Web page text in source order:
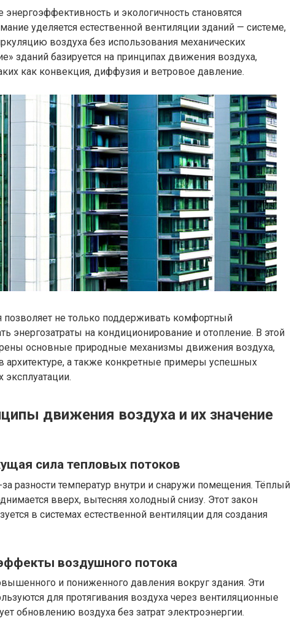
и экологичность становятся
уделяется естественной вентиляции зданий — системе,
воздуха без использования механических
зданий базируется на принципах движения воздуха,
как конвекция, диффузия и ветровое давление.
позволяет не только поддерживать комфортный
энергозатраты на кондиционирование и отопление. В этой
основные природные механизмы движения воздуха,
архитектуре, а также конкретные примеры успешных
эксплуатации.
движения воздуха и их значение
сила тепловых потоков
разности температур внутри и снаружи помещения. Тёплый
вверх, вытесняя холодный снизу. Этот закон
в системах естественной вентиляции для создания
воздушного потока
и пониженного давления вокруг здания. Эти
для протягивания воздуха через вентиляционные
обновлению воздуха без затрат электроэнергии.